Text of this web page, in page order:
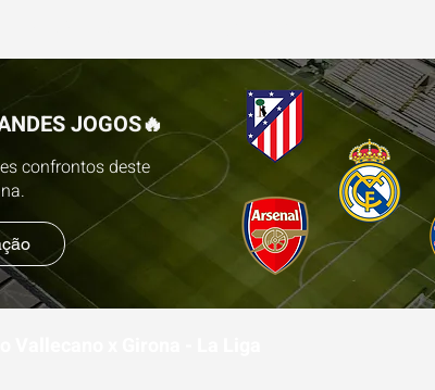
JOGOS🔥
confrontos deste